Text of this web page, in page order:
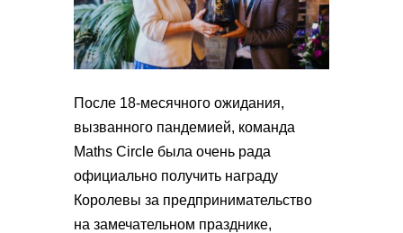
После 18-месячного ожидания,
вызванного пандемией, команда
Maths Circle была очень рада
официально получить награду
Королевы за предпринимательство
на замечательном празднике,